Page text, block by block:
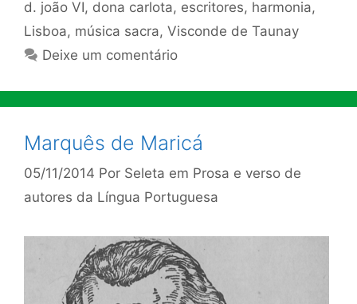
d. joão VI, dona carlota, escritores, harmonia,
Lisboa, música sacra, Visconde de Taunay
Deixe um comentário
Marquês de Maricá
05/11/2014 Por Seleta em Prosa e verso de
autores da Língua Portuguesa